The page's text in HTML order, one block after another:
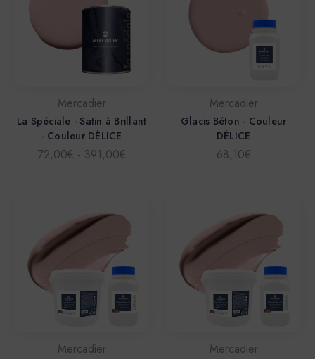
Mercadier
La Spéciale - Satin à Brillant
- Couleur DÉLICE
72,00€ - 391,00€
Mercadier
Glacis Béton - Couleur
DÉLICE
68,10€
Mercadier Mercadier